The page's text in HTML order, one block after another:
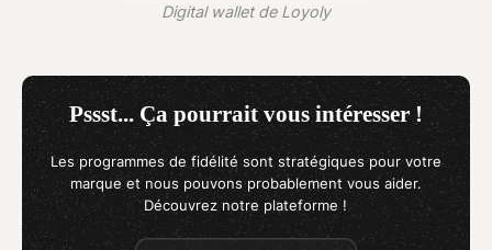
Digital wallet de Loyoly
Pssst... Ça pourrait vous intéresser !
Les programmes de fidélité sont stratégiques pour votre
marque et nous pouvons probablement vous aider.
Découvrez notre plateforme !